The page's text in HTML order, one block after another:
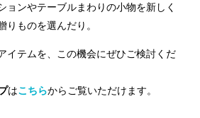
ョンやテーブルまわりの小物を新しく
りものを選んだり。
イテムを、この機会にぜひご検討くだ
はこちらからご覧いただけます。